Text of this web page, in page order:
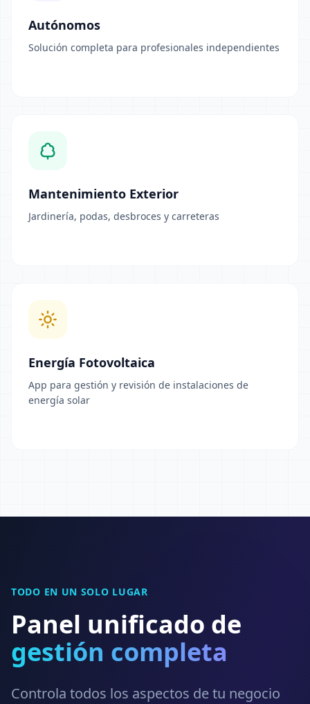
Autónomos
Solución completa para profesionales independientes
Mantenimiento Exterior
Jardinería, podas, desbroces y carreteras
Energía Fotovoltaica
App para gestión y revisión de instalaciones de
energía solar
TODO EN UN SOLO LUGAR
Panel unificado de
gestión completa
Controla todos los aspectos de tu negocio